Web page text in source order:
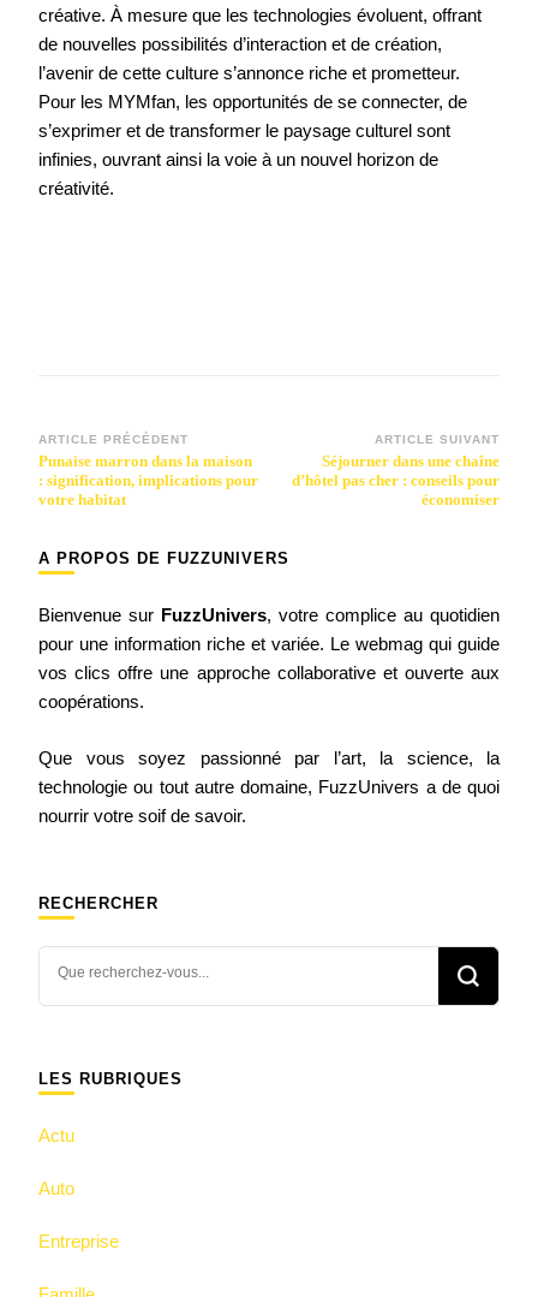
créative. À mesure que les technologies évoluent, offrant
de nouvelles possibilités d’interaction et de création,
l’avenir de cette culture s’annonce riche et prometteur.
Pour les MYMfan, les opportunités de se connecter, de
s’exprimer et de transformer le paysage culturel sont
infinies, ouvrant ainsi la voie à un nouvel horizon de
créativité.
Navigation
d’article
ARTICLE PRÉCÉDENT
Punaise marron dans la maison
: signification, implications pour
votre habitat
ARTICLE SUIVANT
Séjourner dans une chaîne
d’hôtel pas cher : conseils pour
économiser
A PROPOS DE FUZZUNIVERS
Bienvenue sur FuzzUnivers, votre complice au quotidien
pour une information riche et variée. Le webmag qui guide
vos clics offre une approche collaborative et ouverte aux
coopérations.
Que vous soyez passionné par l’art, la science, la
technologie ou tout autre domaine, FuzzUnivers a de quoi
nourrir votre soif de savoir.
RECHERCHER
LES RUBRIQUES
Actu
Auto
Entreprise